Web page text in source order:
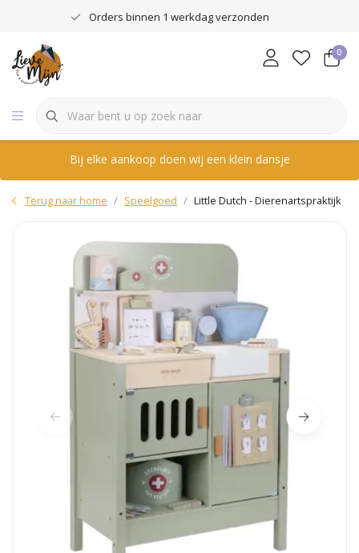
Orders binnen 1 werkdag verzonden
0
Bij elke aankoop doen wij een klein dansje
Terug naar home Speelgoed Little Dutch - Dierenartspraktijk